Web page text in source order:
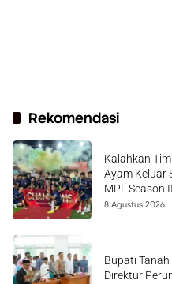
Rekomendasi
Kalahkan
Ayam Keluar
MPL Season
8 Agustus 2026
Bupati
Direktur